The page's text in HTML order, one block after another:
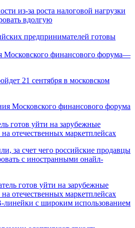
из-за роста налоговой нагрузки
вдолгую
Московского финансового форума—
21 сентября в московском
готов уйти на зарубежные
отечественных маркетплейсах
за счет чего российские продавцы
с иностранными онайл-
линейки с широким использованием